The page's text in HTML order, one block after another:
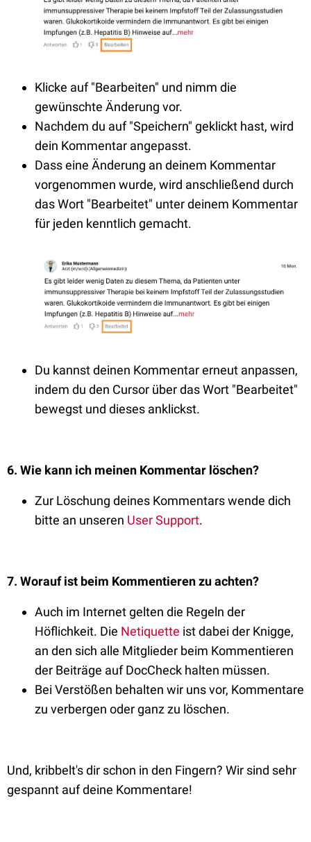
Klicke auf "Bearbeiten" und nimm die
gewünschte Änderung vor.
Nachdem du auf "Speichern" geklickt hast, wird
dein Kommentar angepasst.
Dass eine Änderung an deinem Kommentar
vorgenommen wurde, wird anschließend durch
das Wort "Bearbeitet" unter deinem Kommentar
für jeden kenntlich gemacht.
Du kannst deinen Kommentar erneut anpassen,
indem du den Cursor über das Wort "Bearbeitet"
bewegst und dieses anklickst.
6. Wie kann ich meinen Kommentar löschen?
Zur Löschung deines Kommentars wende dich
bitte an unseren User Support.
7. Worauf ist beim Kommentieren zu achten?
Auch im Internet gelten die Regeln der
Höflichkeit. Die Netiquette ist dabei der Knigge,
an den sich alle Mitglieder beim Kommentieren
der Beiträge auf DocCheck halten müssen.
Bei Verstößen behalten wir uns vor, Kommentare
zu verbergen oder ganz zu löschen.
Und, kribbelt's dir schon in den Fingern? Wir sind sehr
gespannt auf deine Kommentare!